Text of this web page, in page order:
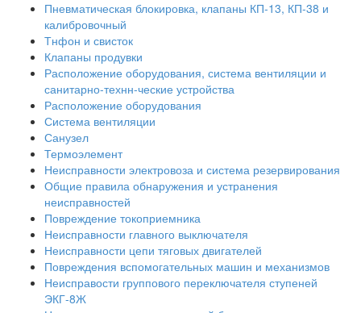
Пневматическая блокировка, клапаны КП-13, КП-38 и
калибровочный
Тнфон и свисток
Клапаны продувки
Расположение оборудования, система вентиляции и
санитарно-технн-ческие устройства
Расположение оборудования
Система вентиляции
Санузел
Термоэлемент
Неисправности электровоза и система резервирования
Общие правила обнаружения и устранения
неисправностей
Повреждение токоприемника
Неисправности главного выключателя
Неисправности цепи тяговых двигателей
Повреждения вспомогательных машин и механизмов
Неисправости группового переключателя ступеней
ЭКГ-8Ж